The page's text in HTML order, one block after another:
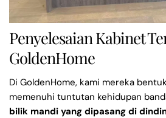
Penyelesaian Kabinet
GoldenHome
Di GoldenHome, kami mereka
memenuhi tuntutan kehidupan
bilik mandi yang dipasang di